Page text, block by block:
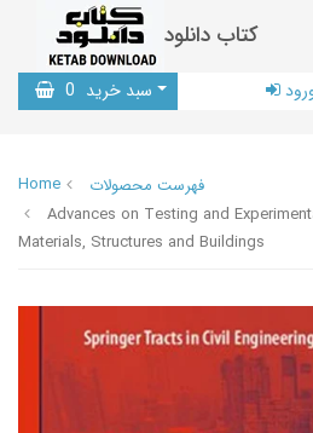
کتاب دانلود
سبد خرید 0
Home
فهرست محصولات
Advances on Testing and
Materials, Structures and Buildings